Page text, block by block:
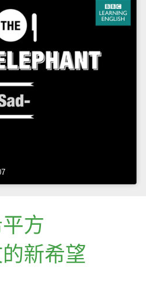
方
新希望